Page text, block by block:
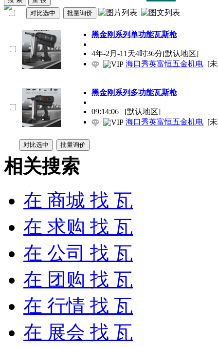
黑金刚系列单功能瓦斯枪
4年-2月-11天4时36分[默认地区]
海口秀英富恒五金机电 [
黑金刚系列多功能瓦斯枪
09:14:06
[默认地区]
海口秀英富恒五金机电 [
相关搜索
在 商城 找 瓦
在 求购 找 瓦
在 公司 找 瓦
在 团购 找 瓦
在 行情 找 瓦
在 展会 找 瓦